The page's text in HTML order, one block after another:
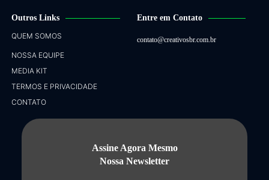
Outros Links
QUEM SOMOS
NOSSA EQUIPE
MEDIA KIT
TERMOS E PRIVACIDADE
CONTATO
Entre em Contato
contato@creativosbr.com.br
Assine Agora Mesmo
Nossa Newsletter